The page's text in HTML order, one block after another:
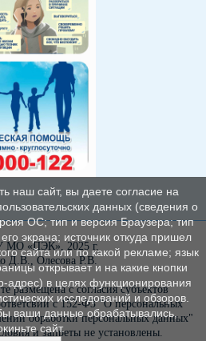
«ПЭК», 2025 г.
Д.В., Олесова Р.В.
размещена с согласия субъектов
с 152-ФЗ "О персональных
обработки персональных данных"
и запреты не установлены.
наш сайт, вы даете согласие на
данных (сведения о
ОС; тип и версия Браузера; тип
экрана; источник откуда пришел
сайта или по какой рекламе; язык
открывает и на какие кнопки
адрес) в целях функционирования
исследований и обзоров.
ваши данные обрабатывались,
сайт.